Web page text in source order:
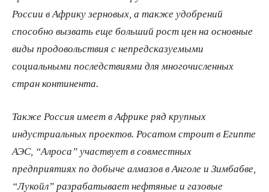
России в Африку зерновых, а также удобрений
способно вызвать еще больший рост цен на основные
виды продовольствия с непредсказуемыми
социальными последствиями для многочисленных
стран континента.
Также Россия имеет в Африке ряд крупных
индустриальных проектов. Росатом строит в Египте
АЭС, “Алроса” участвует в совместных
предприятиях по добыче алмазов в Анголе и Зимбабве,
“Лукойл” разрабатывает нефтяные и газовые